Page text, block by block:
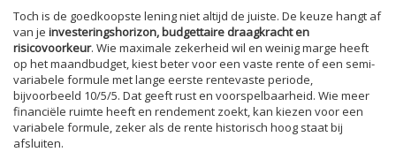
Toch is de goedkoopste lening niet altijd de juiste. De keuze hangt af
van je investeringshorizon, budgettaire draagkracht en
risicovoorkeur. Wie maximale zekerheid wil en weinig marge heeft
op het maandbudget, kiest beter voor een vaste rente of een semi-
variabele formule met lange eerste rentevaste periode,
bijvoorbeeld 10/5/5. Dat geeft rust en voorspelbaarheid. Wie meer
financiële ruimte heeft en rendement zoekt, kan kiezen voor een
variabele formule, zeker als de rente historisch hoog staat bij
afsluiten.